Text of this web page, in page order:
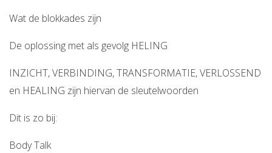
Wat de blokkades zijn
De oplossing met als gevolg HELING
INZICHT, VERBINDING, TRANSFORMATIE, VERLOSSEND
en HEALING zijn hiervan de sleutelwoorden
Dit is zo bij:
Body Talk